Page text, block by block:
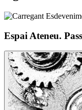
Espai Ateneu.